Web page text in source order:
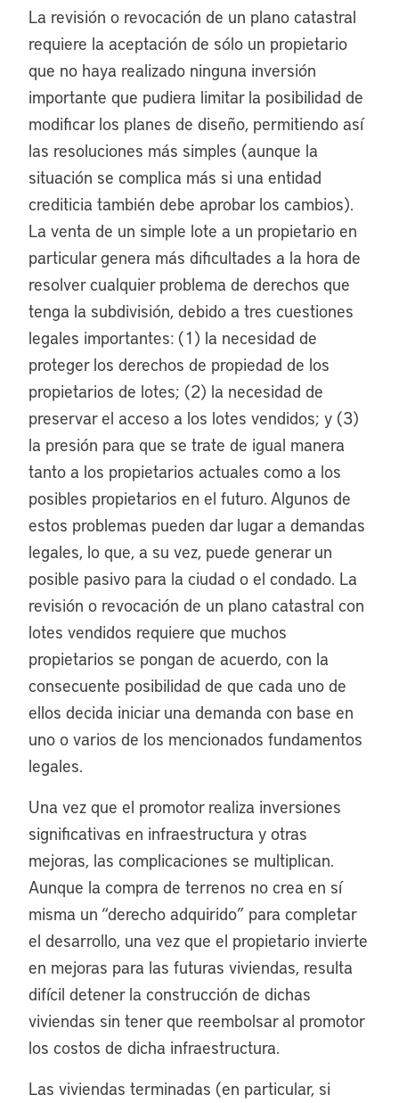
La revisión o revocación de un plano catastral
requiere la aceptación de sólo un propietario
que no haya realizado ninguna inversión
importante que pudiera limitar la posibilidad de
modificar los planes de diseño, permitiendo así
las resoluciones más simples (aunque la
situación se complica más si una entidad
crediticia también debe aprobar los cambios).
La venta de un simple lote a un propietario en
particular genera más dificultades a la hora de
resolver cualquier problema de derechos que
tenga la subdivisión, debido a tres cuestiones
legales importantes: (1) la necesidad de
proteger los derechos de propiedad de los
propietarios de lotes; (2) la necesidad de
preservar el acceso a los lotes vendidos; y (3)
la presión para que se trate de igual manera
tanto a los propietarios actuales como a los
posibles propietarios en el futuro. Algunos de
estos problemas pueden dar lugar a demandas
legales, lo que, a su vez, puede generar un
posible pasivo para la ciudad o el condado. La
revisión o revocación de un plano catastral con
lotes vendidos requiere que muchos
propietarios se pongan de acuerdo, con la
consecuente posibilidad de que cada uno de
ellos decida iniciar una demanda con base en
uno o varios de los mencionados fundamentos
legales.
Una vez que el promotor realiza inversiones
significativas en infraestructura y otras
mejoras, las complicaciones se multiplican.
Aunque la compra de terrenos no crea en sí
misma un “derecho adquirido” para completar
el desarrollo, una vez que el propietario invierte
en mejoras para las futuras viviendas, resulta
difícil detener la construcción de dichas
viviendas sin tener que reembolsar al promotor
los costos de dicha infraestructura.
Las viviendas terminadas (en particular, si